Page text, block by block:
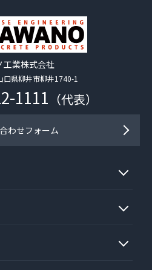
工業株式会社
口県柳井市柳井1740-1
1111 （代表）
わせフォーム